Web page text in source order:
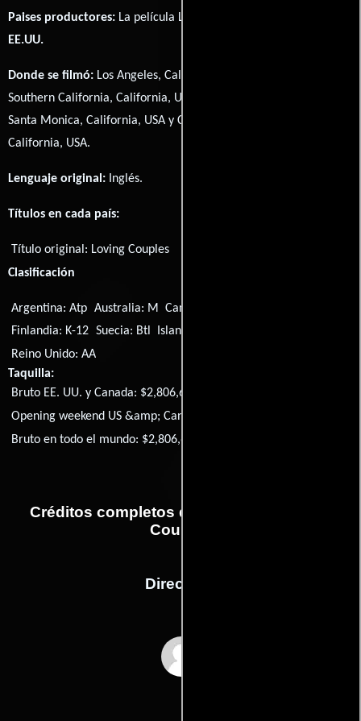
Paises productores: La película Loving Couples fué producida en
EE.UU.
Donde se filmó: Los Angeles, California, USA, California, USA,
Southern California, California, USA, Marion Davies Mansion,
Santa Monica, California, USA y Coldwater Canyon, Beverly Hills,
California, USA.
Lenguaje original: Inglés.
Títulos en cada país:
Título original: Loving Couples
Clasificación
Argentina: Atp Australia: M Canadá: PG
Finlandia: K-12 Suecia: Btl Islandia: L
Reino Unido: AA
Taquilla:
Bruto EE. UU. y Canada: $2,806,659
Opening weekend US &amp; Canada: $1,010,181
Bruto en todo el mundo: $2,806,659
Créditos completos de la película Loving
Couples
Dirección